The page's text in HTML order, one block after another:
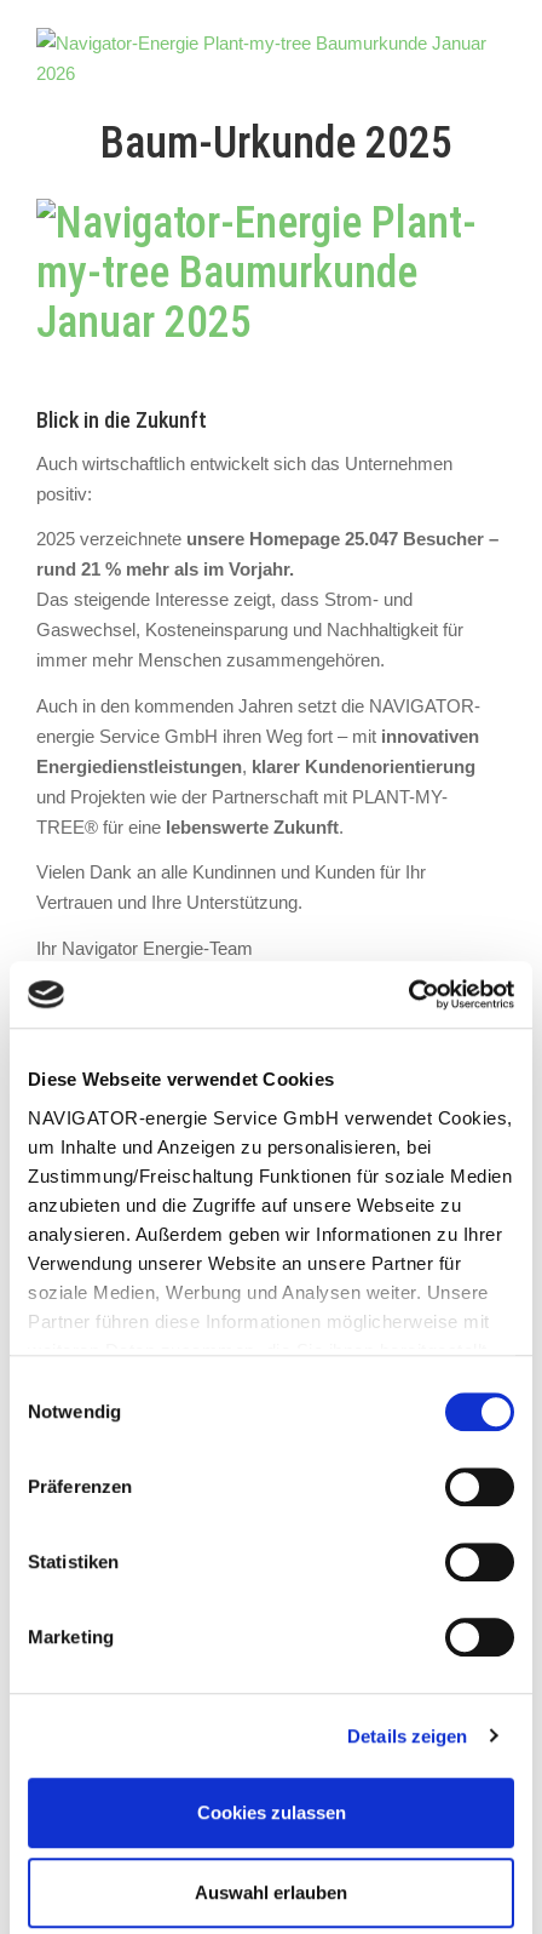
Diese Webseite verwendet Cookies
NAVIGATOR-energie Service GmbH verwendet Cookies,
um Inhalte und Anzeigen zu personalisieren, bei
Zustimmung/Freischaltung Funktionen für soziale Medien
anzubieten und die Zugriffe auf unsere Webseite zu
analysieren. Außerdem geben wir Informationen zu Ihrer
Verwendung unserer Website an unsere Partner für
soziale Medien, Werbung und Analysen weiter. Unsere
Partner führen diese Informationen möglicherweise mit
Dienste bereits gesammelt haben.
Notwendig
Präferenzen
Statistiken
Marketing
Details zeigen
Cookies zulassen
Auswahl erlauben
Baum-Urkunde 2025
Blick in die Zukunft
Auch wirtschaftlich entwickelt sich das Unternehmen
positiv:
2025 verzeichnete unsere Homepage 25.047 Besucher –
rund 21 % mehr als im Vorjahr.
Das steigende Interesse zeigt, dass Strom- und
Gaswechsel, Kosteneinsparung und Nachhaltigkeit für
immer mehr Menschen zusammengehören.
Auch in den kommenden Jahren setzt die NAVIGATOR-
energie Service GmbH ihren Weg fort – mit innovativen
Energiedienstleistungen, klarer Kundenorientierung
und Projekten wie der Partnerschaft mit PLANT-MY-
TREE® für eine lebenswerte Zukunft.
Vielen Dank an alle Kundinnen und Kunden für Ihr
Vertrauen und Ihre Unterstützung.
Ihr Navigator Energie-Team
Weitere Infos:
Besucherzahlen 2025 setzen neues Rekordniveau
2025 "Gemeinsam für den Klimaschutz:
NAVIGATOR-energie Service GmbH engagiert sich
mit PLANT-MY-TREE®
Service
Danke für Ihr Vertrauen:
Besucherzahlen 2025
setzen neues Rekordniveau
Unsere Dienstleistungen
Kosteneinsparungen
wachsen weiterhin!